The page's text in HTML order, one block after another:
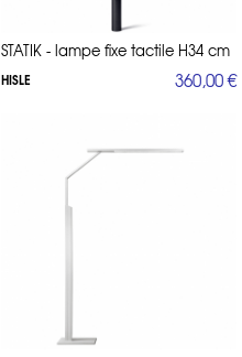
STATIK - lampe fixe tactile H34 cm
HISLE 360,00 €